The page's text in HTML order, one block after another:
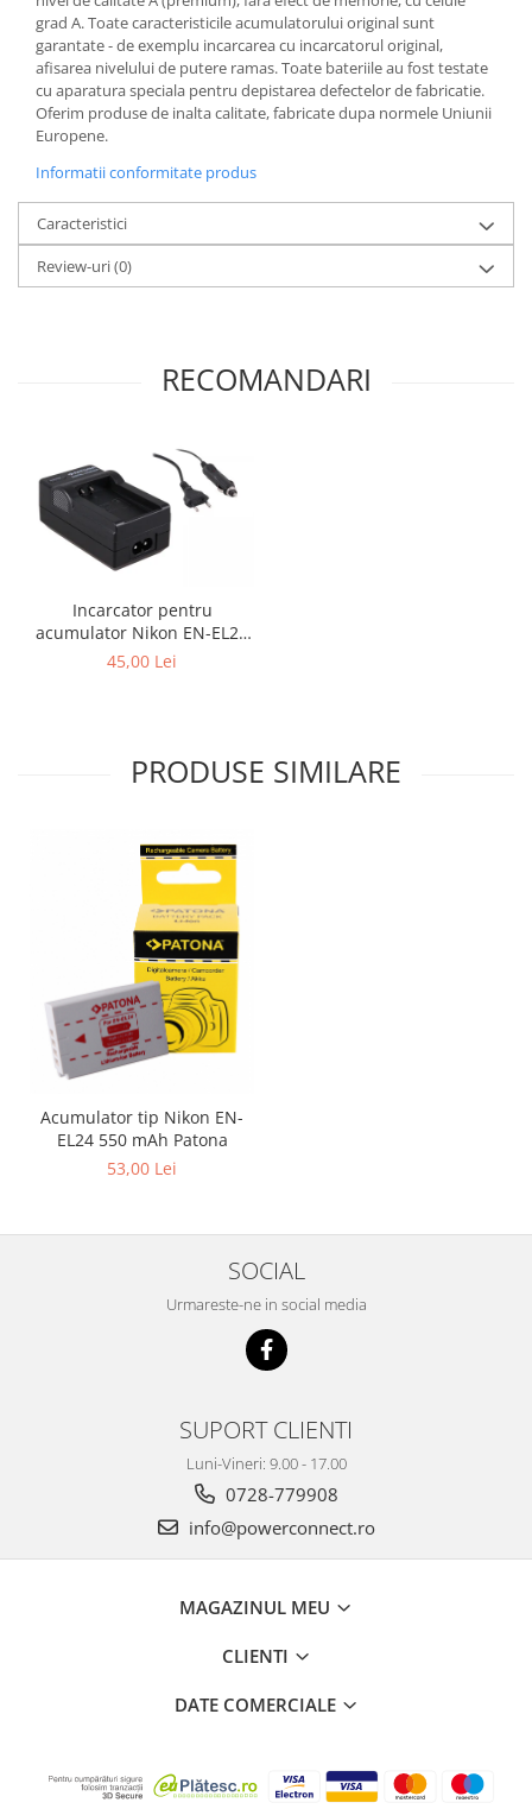
grad A. Toate caracteristicile acumulatorului original sunt
garantate - de exemplu incarcarea cu incarcatorul original,
afisarea nivelului de putere ramas. Toate bateriile au fost testate
cu aparatura speciala pentru depistarea defectelor de fabricatie.
Oferim produse de inalta calitate, fabricate dupa normele Uniunii
Europene.
Informatii conformitate produs
Caracteristici
Review-uri(0)
RECOMANDARI
Incarcator pentru
acumulator Nikon EN-EL24
Patona
45,00 Lei
PRODUSE SIMILARE
Acumulator tip Nikon EN-
EL24 550 mAh Patona
53,00 Lei
SOCIAL
Urmareste-ne in social media
SUPORT CLIENTI
Luni-Vineri: 9.00 - 17.00
0728-779908
info@powerconnect.ro
MAGAZINUL MEU
CLIENTI
DATE COMERCIALE